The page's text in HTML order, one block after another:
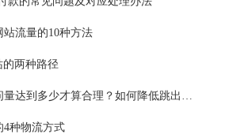
流量的10种方法
的两种路径
达到多少才算合理？如何降低跳出率？
4种物流方式